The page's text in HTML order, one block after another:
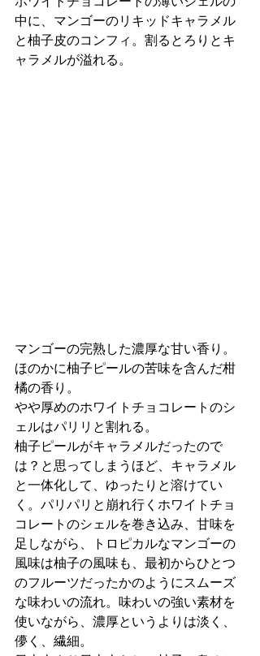
中に、マンゴーのリキッドキャラメル
と柚子皮のコンフィ。割るとろりとキ
ャラメルが溢れる。
マンゴーの完熟した濃厚な甘い香り。
ほのかに柚子ピールの苦味を含んだ柑
橘の香り。
やや厚めのホワイトチョコレートのシ
ェルはパリリと割れる。
柚子ピールがキャラメルだったので
は？と思ってしまうほど、キャラメル
と一体化して、ゆったりと溶けてい
く。パリパリと崩れ行くホワイトチョ
コレートのシェルを巻き込み、甘味を
足しながら、トロピカルなマンゴーの
風味は柚子の風味も、最初からひとつ
のフルーツだったかのようにスムーズ
な味わいの流れ。味わいの強い素材を
使いながら、濃厚というよりは淡く、
儚く、繊細。